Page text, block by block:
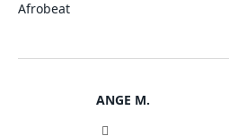
Afrobeat
ANGE M.